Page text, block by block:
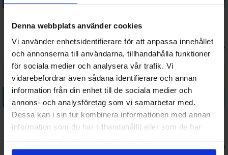
Denna webbplats använder cookies
Vi använder enhetsidentifierare för att anpassa innehållet
och annonserna till användarna, tillhandahålla funktioner
för sociala medier och analysera vår trafik. Vi
vidarebefordrar även sådana identifierare och annan
information från din enhet till de sociala medier och
annons- och analysföretag som vi samarbetar med.
Dessa kan i sin tur kombinera informationen med annan
information som du har tillhandahållit eller som de har
1000 bitar
Pussel
177 SEKVäntas in:
2026-08-27
Reading Nook
1000 bitar
Pussel
184 SEK I lager: 2
Library 3000
bitar Pussel
357 SEK I lager:1
1000 bitar
Pussel
163 SEK I
Köp
Disney
Bookstore of
1500 bitar
Köp
Disney
Scrapbook
Pussel
Köp
Disney
Photographs
Pussel
Köp
Pusselmatta
1000-3000
I